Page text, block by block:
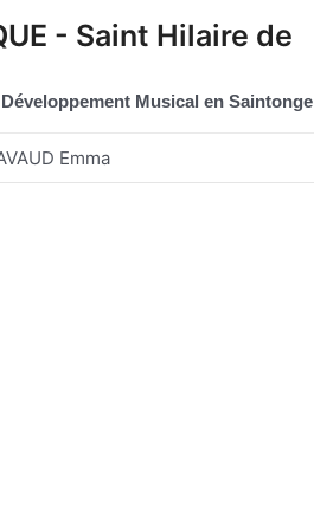
- Saint Hilaire de
Musical en Saintonge
Emma